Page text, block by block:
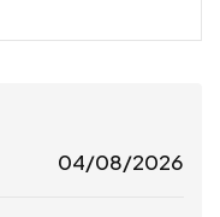
04/08/2026